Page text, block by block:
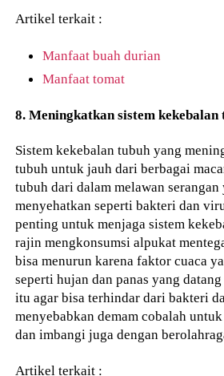
Artikel terkait :
Manfaat buah durian
Manfaat tomat
8. Meningkatkan sistem kekebalan
Sistem kekebalan tubuh yang
tubuh untuk jauh dari berbagai
tubuh dari dalam melawan
menyehatkan seperti bakteri dan
penting untuk menjaga sistem
rajin mengkonsumsi alpukat
bisa menurun karena faktor cuaca
seperti hujan dan panas yang
itu agar bisa terhindar dari bakteri
menyebabkan demam cobalah
dan imbangi juga dengan
Artikel terkait :